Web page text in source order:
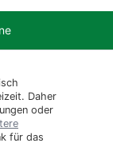
Daher
oder
für das